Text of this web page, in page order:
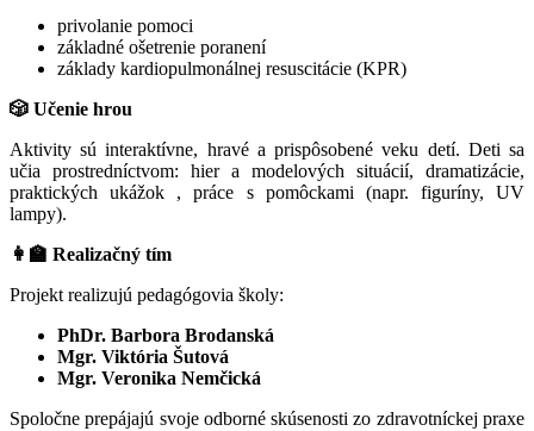
privolanie pomoci
základné ošetrenie poranení
základy kardiopulmonálnej resuscitácie (KPR)
🎲 Učenie hrou
Aktivity sú interaktívne, hravé a prispôsobené veku detí. Deti sa
učia prostredníctvom: hier a modelových situácií, dramatizácie,
praktických ukážok , práce s pomôckami (napr. figuríny, UV
lampy).
👩‍🏫 Realizačný tím
Projekt realizujú pedagógovia školy:
PhDr. Barbora Brodanská
Mgr. Viktória Šutová
Mgr. Veronika Nemčická
Spoločne prepájajú svoje odborné skúsenosti zo zdravotníckej praxe